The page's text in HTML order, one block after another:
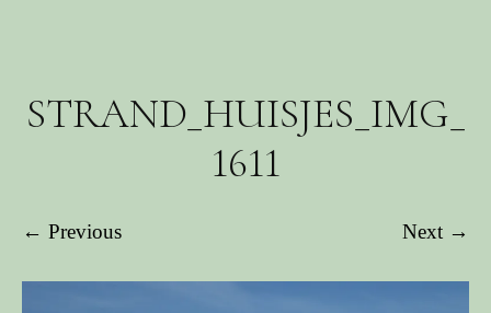
STRAND_HUISJES_IMG_
1611
← Previous Next →